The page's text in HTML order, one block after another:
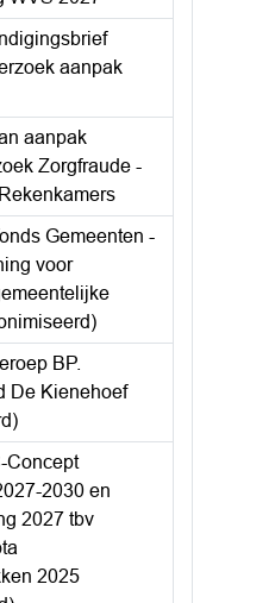
aanpak
aanpak
Zorgfraude -
Gemeenten -
voor
BP.
De Kienehoef
Concept
2030 en
2027 tbv
2025